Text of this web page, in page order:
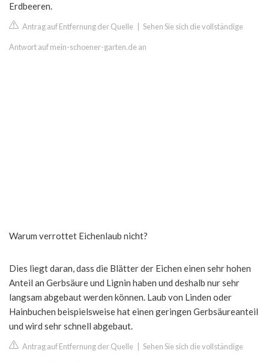
Erdbeeren.
Antrag auf Entfernung der Quelle Sehen Sie sich die vollständige
Antwort auf mein-schoener-garten.de an
Warum verrottet Eichenlaub nicht?
Dies liegt daran, dass die Blätter der Eichen einen sehr hohen
Anteil an Gerbsäure und Lignin haben und deshalb nur sehr
langsam abgebaut werden können. Laub von Linden oder
Hainbuchen beispielsweise hat einen geringen Gerbsäureanteil
und wird sehr schnell abgebaut.
Antrag auf Entfernung der Quelle Sehen Sie sich die vollständige